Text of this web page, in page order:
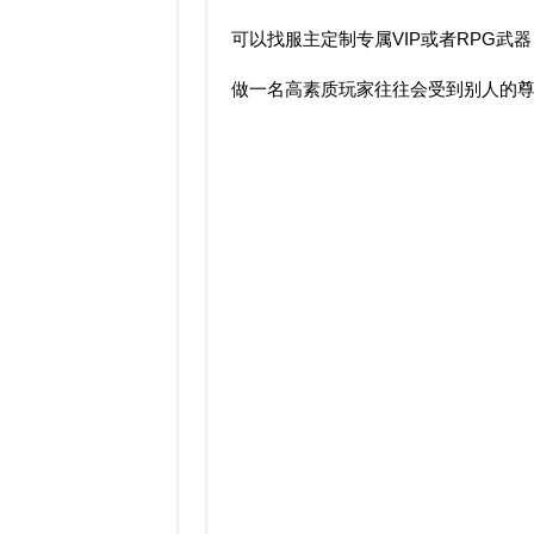
可以找服主定制专属VIP或者RPG武器
做一名高素质玩家往往会受到别人的